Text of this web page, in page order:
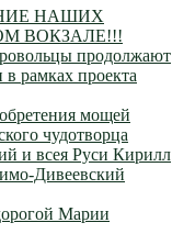
НАШИХ
ВОКЗАЛЕ!!!
продолжают
рамках проекта
мощей
чудотворца
и всея Руси Кирилл
Дивеевский
Марии